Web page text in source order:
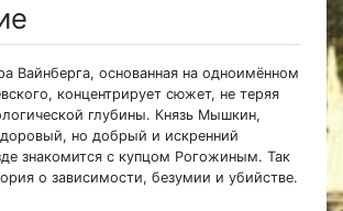
Вайнберга, основанная на одноимённом
концентрирует сюжет, не теряя
глубины. Князь Мышкин,
но добрый и искренний
знакомится с купцом Рогожиным. Так
о зависимости, безумии и убийстве.